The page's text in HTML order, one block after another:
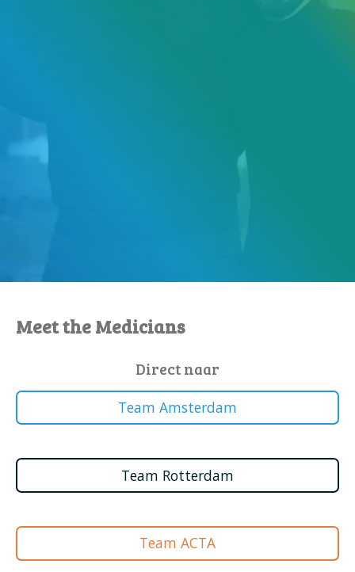
Meet the Medicians
Direct naar
Team Amsterdam
Team Rotterdam
Team ACTA